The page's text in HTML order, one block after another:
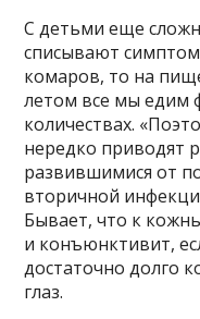
С детьми еще
списывают
комаров, то на
летом все мы едим
количествах.
нередко приводят
развившимися от
вторичной
Бывает, что к
и конъюнктивит,
достаточно долго
глаз.